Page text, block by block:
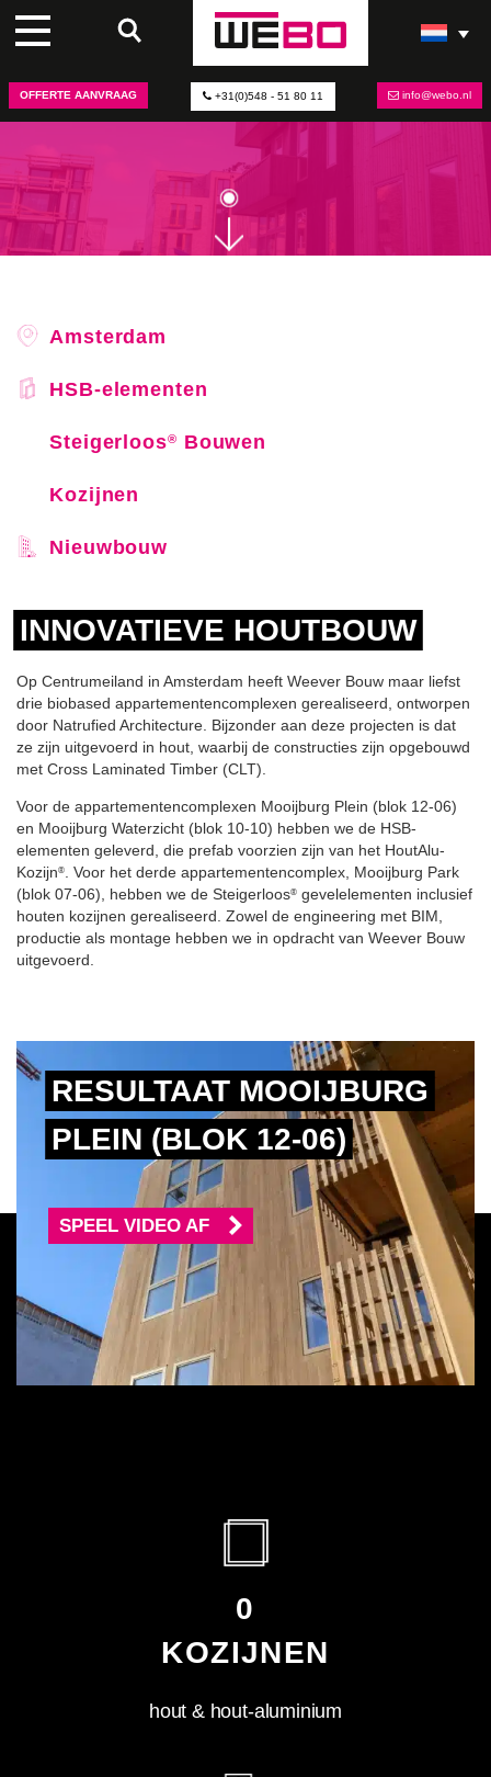
OFFERTE AANVRAAG +31(0)548 - 51 80 11 info@webo.nl
CENTRUMEILAND, AMSTERDAM
DRIE UNIEKE BIOBASED APPARTEMENTENCOMPLEXEN
UITGEVOERD IN HOUT
INNOVATIEVE HOUTBOUW
Op Centrumeiland in Amsterdam heeft Weever Bouw maar liefst
drie biobased appartementencomplexen gerealiseerd, ontworpen
door Natrufied Architecture. Bijzonder aan deze projecten is dat
ze zijn uitgevoerd in hout, waarbij de constructies zijn opgebouwd
met Cross Laminated Timber (CLT).
Voor de appartementencomplexen Mooijburg Plein (blok 12-06)
en Mooijburg Waterzicht (blok 10-10) hebben we de HSB-
elementen geleverd, die prefab voorzien zijn van het HoutAlu-
Kozijn®
. Voor het derde appartementencomplex, Mooijburg Park
(blok 07-06), hebben we de Steigerloos® gevelelementen inclusief
houten kozijnen gerealiseerd. Zowel de engineering met BIM,
productie als montage hebben we in opdracht van Weever Bouw
uitgevoerd.
Amsterdam
HSB-elementen
Steigerloos® Bouwen
Kozijnen
Nieuwbouw
RESULTAAT MOOIJBURG
PLEIN (BLOK 12-06)
SPEEL VIDEO AF
0
KOZIJNEN
hout & hout-aluminium